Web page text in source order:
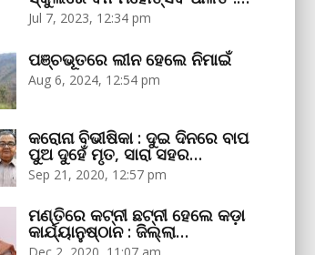
Jul 7, 2023, 12:34 pm
ପଞ୍ଚଭୂତରେ ଲୀନ ହେଲେ ନିମାଇଁ
Aug 6, 2024, 12:54 pm
କରୋନା ବିଭୀଷିକା : ଦୁଇ ଦିନରେ ବାପ
ପୁଅ ଦୁହେଁ ମୃତ, ସାରା ସହର…
Sep 21, 2020, 12:57 pm
ମଣ୍ତିରେ କଟ୍‌ନୀ ଛଟ୍‌ନୀ ହେଲେ କଡ଼ା
କାର୍ଯ୍ୟାନୁଷ୍ଠାନ : ଜିଲ୍ଲା…